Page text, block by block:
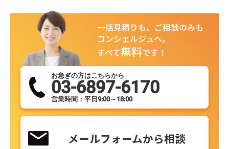
一括見積りも、ご相談のみも
コンシェルジュへ。
すべて無料です！
お急ぎの方はこちらから
03-6897-6170
営業時間：平日9:00～18:00
メールフォームから相談